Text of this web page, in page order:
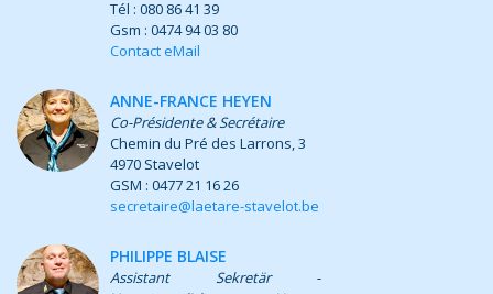
Tél : 080 86 41 39
Gsm : 0474 94 03 80
Contact eMail
ANNE-FRANCE HEYEN
Co-Présidente & Secrétaire
Chemin du Pré des Larrons, 3
4970 Stavelot
GSM : 0477 21 16 26
secretaire@laetare-stavelot.be
PHILIPPE BLAISE
Assistant Sekretär -